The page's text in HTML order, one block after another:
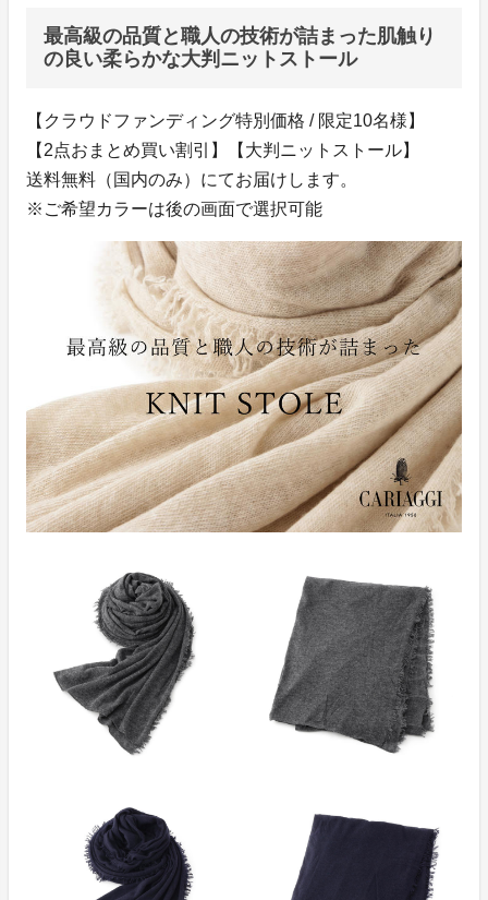
最高級の品質と職人の技術が詰まった肌触り
の良い柔らかな大判ニットストール
【クラウドファンディング特別価格 / 限定10名様】
【2点おまとめ買い割引】【大判ニットストール】
送料無料（国内のみ）にてお届けします。
※ご希望カラーは後の画面で選択可能